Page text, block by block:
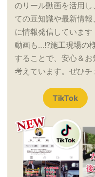
のリール動画を活用
ての豆知識や最新情
に情報発信していま
動画も…!?施工現場の
することで、安心＆
考えています。ぜひチ
TikTok